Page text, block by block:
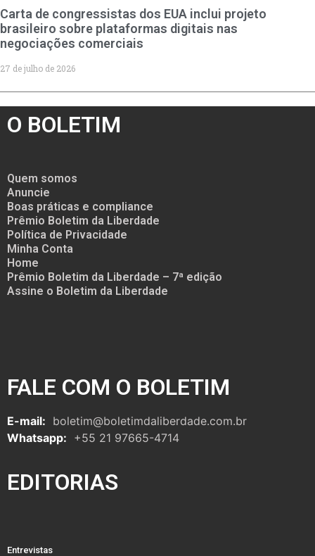
Carta de congressistas dos EUA inclui projeto
brasileiro sobre plataformas digitais nas
negociações comerciais
27 de julho de 2026
O BOLETIM
Quem somos
Anuncie
Boas práticas e compliance
Prêmio Boletim da Liberdade
Política de Privacidade
Minha Conta
Home
Prêmio Boletim da Liberdade – 7ª edição
Assine o Boletim da Liberdade
FALE COM O BOLETIM
E-mail: boletim@boletimdaliberdade.com.br
Whatsapp: +55 21 97665-4714
EDITORIAS
Entrevistas